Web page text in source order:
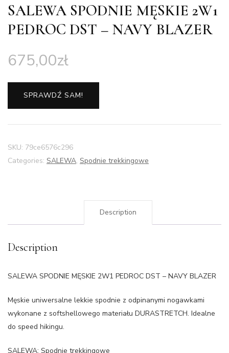
SALEWA SPODNIE MĘSKIE 2W1
PEDROC DST – NAVY BLAZER
675,00zł
SPRAWDŹ SAM!
SKU: 79ce6576c296
Categories: SALEWA, Spodnie trekkingowe
Description
Description
SALEWA SPODNIE MĘSKIE 2W1 PEDROC DST – NAVY BLAZER
Męskie uniwersalne lekkie spodnie z odpinanymi nogawkami
wykonane z softshellowego materiału DURASTRETCH. Idealne
do speed hikingu.
SALEWA: Spodnie trekkingowe